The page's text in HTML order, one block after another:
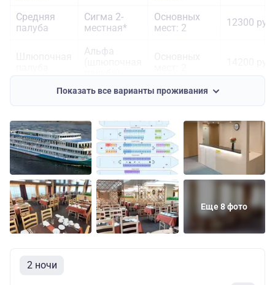
Средняя
палуба
Сигма 2-
местная*
Основных
мест: 2
12300 руб.
Альфа
Показать все варианты проживания
Еще 8 фото
2 ночи